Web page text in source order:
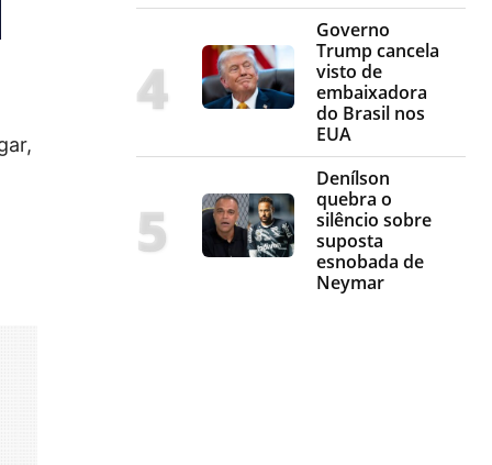
Governo
Trump cancela
visto de
embaixadora
do Brasil nos
EUA
Denílson
quebra o
silêncio sobre
suposta
esnobada de
Neymar